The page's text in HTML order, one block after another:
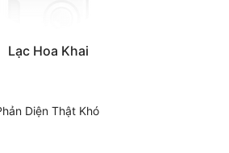
Lạc Hoa Khai
Diện Thật Khó